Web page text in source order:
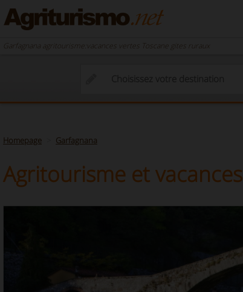
Garfagnana agritourisme:vacances vertes Toscane gites ruraux
Homepage Garfagnana
Agritourisme et